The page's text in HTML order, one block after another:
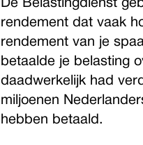
De Belastingdienst
rendement dat vaak
rendement van je
betaalde je belasting
daadwerkelijk had
miljoenen
hebben betaald.